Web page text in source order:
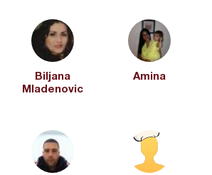
Biljana
Mladenovic
Amina